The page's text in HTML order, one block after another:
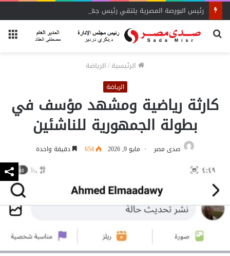
رئيس البورصة المصرية يلتقي رئيس جهاز التمثيل التجاري
بحث
الرئيسية/الرياضة
الرياضة
كارثة رياضية ومشهد مؤسف في
بطولة الجمهورية للناشئين
صدى مصر مايو 9, 2026 654 دقيقة واحدة